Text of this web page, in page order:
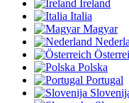
Ireland
Italia
Magyar
Polska
Portugal